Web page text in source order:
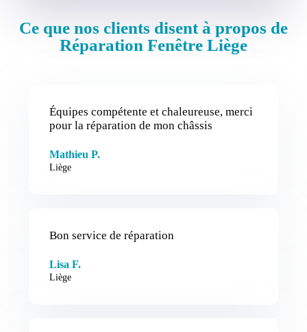
Ce que nos clients disent à propos de
Réparation Fenêtre Liège
Équipes compétente et chaleureuse, merci
pour la réparation de mon châssis
Mathieu P.
Liège
Bon service de réparation
Lisa F.
Liège